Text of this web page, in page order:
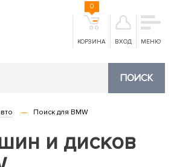
КОРЗИНА
0
ВХОД МЕНЮ
ПОИСК
Поиск для BMW
и дисков